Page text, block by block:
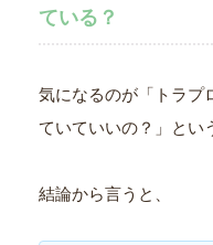
ている？
気になるのが「トラプ
ていていいの？」とい
結論から言うと、